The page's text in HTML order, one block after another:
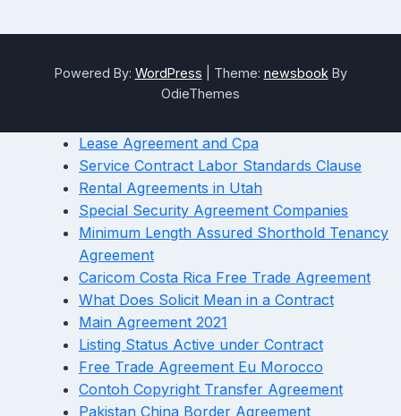
Powered By: WordPress Theme: newsbook By
OdieThemes
Lease Agreement and Cpa
Service Contract Labor Standards Clause
Rental Agreements in Utah
Special Security Agreement Companies
Minimum Length Assured Shorthold Tenancy
Agreement
Caricom Costa Rica Free Trade Agreement
What Does Solicit Mean in a Contract
Main Agreement 2021
Listing Status Active under Contract
Free Trade Agreement Eu Morocco
Contoh Copyright Transfer Agreement
Pakistan China Border Agreement